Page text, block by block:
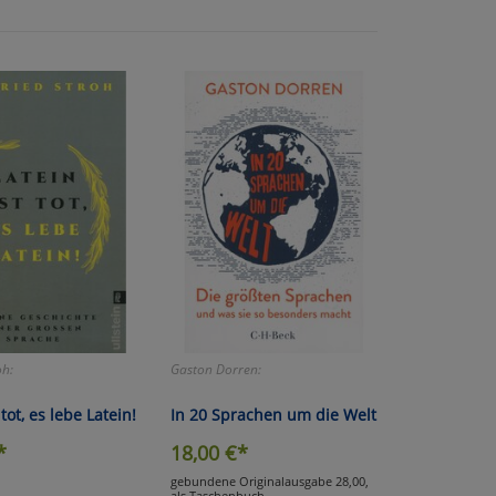
es lebe Latein!
Gaston Dorren:
In 20 Sprachen um die Welt
18,00€*
gebundene Originalausgabe 28,00,